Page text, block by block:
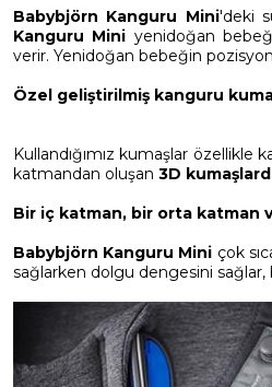
Babybjörn Kanguru Mini'deki
Kanguru Mini yenidoğan
verir. Yenidoğan bebeğin
Özel geliştirilmiş kanguru
Kullandığımız kumaşlar
katmandan oluşan 3D
Bir iç katman, bir orta katman
Babybjörn Kanguru Mini çok
sağlarken dolgu dengesini